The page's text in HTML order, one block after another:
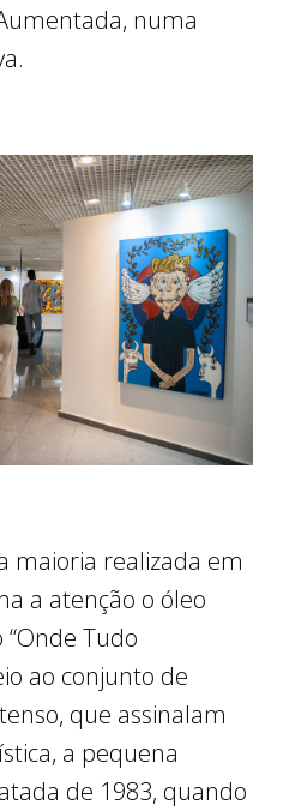
numa
maioria realizada em
a atenção o óleo
Tudo
ao conjunto de
que assinalam
a pequena
de 1983, quando